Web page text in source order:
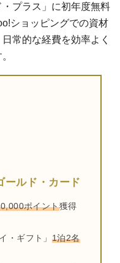
プラス」に初年度無料
ショッピングでの資材
常的な経費を効率よく
ールド・カード
ポイント獲得
・ギフト」 1泊2名